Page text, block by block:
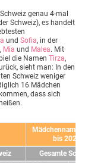
genau 4-mal
Schweiz), es handelt
und Sofia, in der
, Mia und Malea. Mit
die Namen Tirza,
sieht man: In den
Schweiz weniger
16 Mädchen
dass sich
Mädchennamen
bis 2023
Gesamte